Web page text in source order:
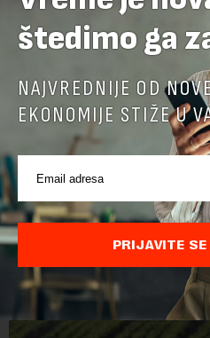
POVEZANI SADRŽAJI
štedimo ga
NAJVREDNIJE OD
EKONOMIJE STIŽE U
PRIJAVITE SE